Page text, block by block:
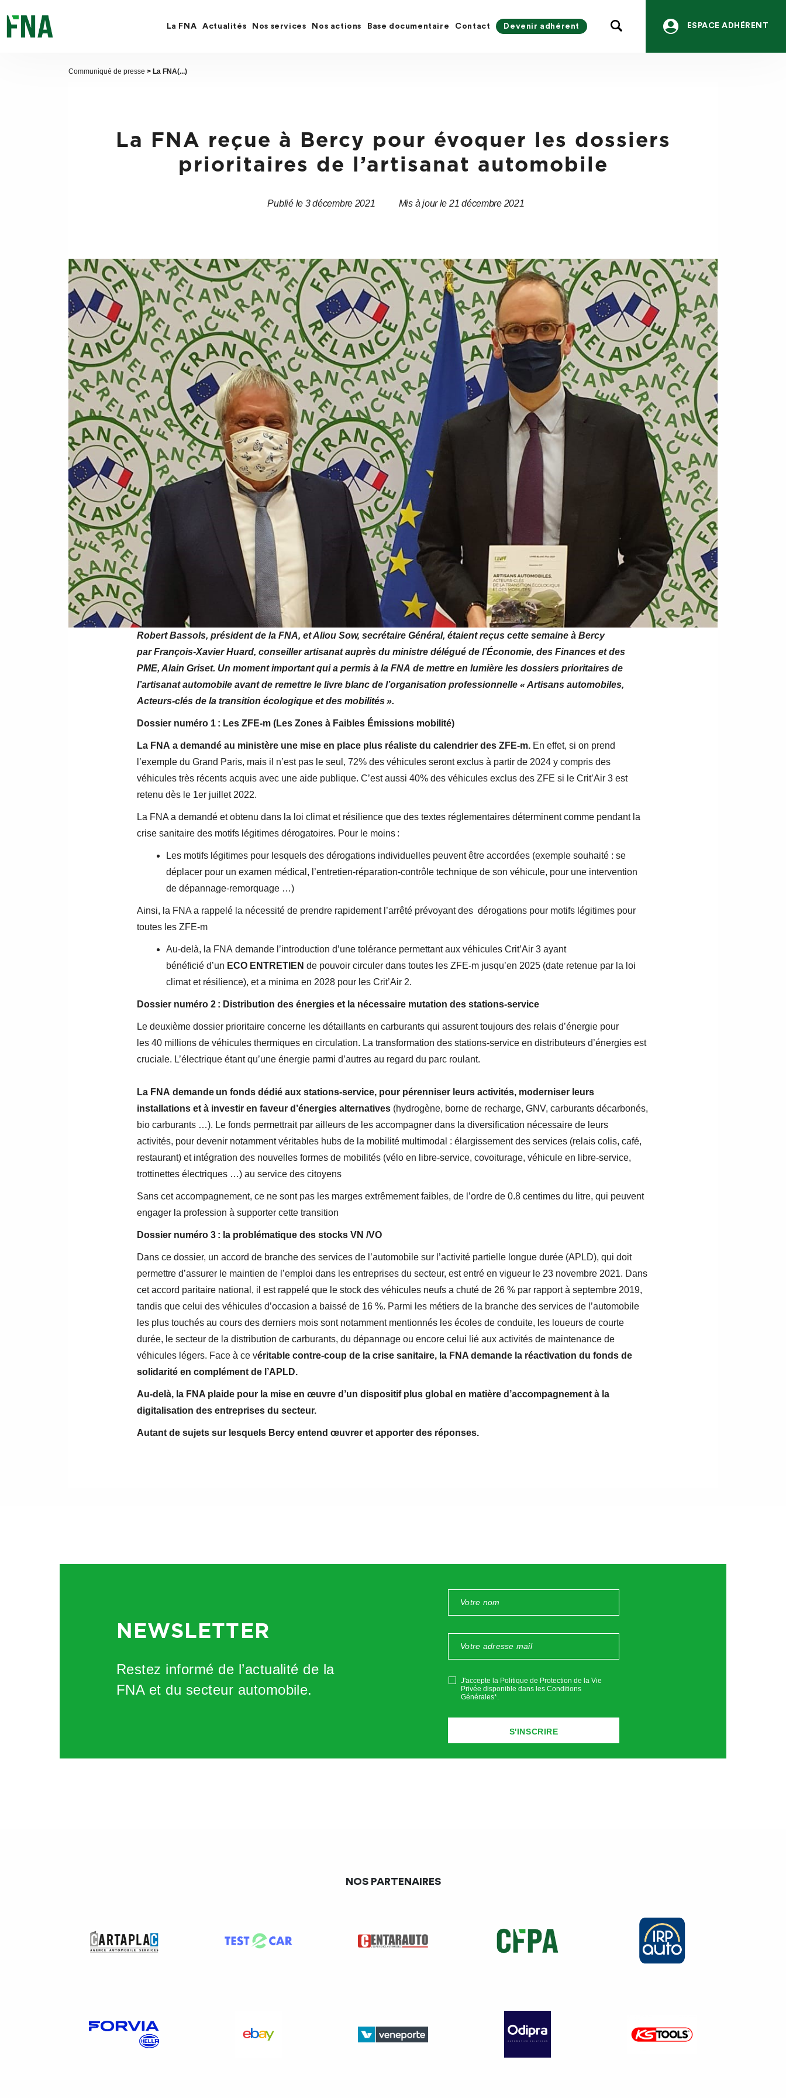
recherche
La FNA Actualités Nos services Nos actions Base documentaire Contact Devenir adhérent ESPACE ADHÉRENT
Communiqué de presse > La FNA(...)
La FNA reçue à Bercy pour évoquer les dossiers
prioritaires de l’artisanat automobile
Date
Publié le 3 décembre 2021
Date
Mis à jour le 21 décembre 2021
Robert Bassols, président de la FNA, et Aliou Sow, secrétaire Général, étaient reçus cette semaine à Bercy
par François-Xavier Huard, conseiller artisanat auprès du ministre délégué de l’Économie, des Finances et des
PME, Alain Griset. Un moment important qui a permis à la FNA de mettre en lumière les dossiers prioritaires de
l’artisanat automobile avant de remettre le livre blanc de l’organisation professionnelle « Artisans automobiles,
Acteurs-clés de la transition écologique et des mobilités ».
Dossier numéro 1 : Les ZFE-m (Les Zones à Faibles Émissions mobilité)
La FNA a demandé au ministère une mise en place plus réaliste du calendrier des ZFE-m. En effet, si on prend
l’exemple du Grand Paris, mais il n’est pas le seul, 72% des véhicules seront exclus à partir de 2024 y compris des
véhicules très récents acquis avec une aide publique. C’est aussi 40% des véhicules exclus des ZFE si le Crit’Air 3 est
retenu dès le 1er juillet 2022.
La FNA a demandé et obtenu dans la loi climat et résilience que des textes réglementaires déterminent comme pendant la
crise sanitaire des motifs légitimes dérogatoires. Pour le moins :
Les motifs légitimes pour lesquels des dérogations individuelles peuvent être accordées (exemple souhaité : se
déplacer pour un examen médical, l’entretien-réparation-contrôle technique de son véhicule, pour une intervention
de dépannage-remorquage …)
Ainsi, la FNA a rappelé la nécessité de prendre rapidement l’arrêté prévoyant des dérogations pour motifs légitimes pour
toutes les ZFE-m
Au-delà, la FNA demande l’introduction d’une tolérance permettant aux véhicules Crit’Air 3 ayant
bénéficié d’un ECO ENTRETIEN de pouvoir circuler dans toutes les ZFE-m jusqu’en 2025 (date retenue par la loi
climat et résilience), et a minima en 2028 pour les Crit’Air 2.
Dossier numéro 2 : Distribution des énergies et la nécessaire mutation des stations-service
Le deuxième dossier prioritaire concerne les détaillants en carburants qui assurent toujours des relais d’énergie pour
les 40 millions de véhicules thermiques en circulation. La transformation des stations-service en distributeurs d’énergies est
cruciale. L’électrique étant qu’une énergie parmi d’autres au regard du parc roulant.
La FNA demande un fonds dédié aux stations-service, pour pérenniser leurs activités, moderniser leurs
installations et à investir en faveur d’énergies alternatives (hydrogène, borne de recharge, GNV, carburants décarbonés,
bio carburants …). Le fonds permettrait par ailleurs de les accompagner dans la diversification nécessaire de leurs
activités, pour devenir notamment véritables hubs de la mobilité multimodal : élargissement des services (relais colis, café,
restaurant) et intégration des nouvelles formes de mobilités (vélo en libre-service, covoiturage, véhicule en libre-service,
trottinettes électriques …) au service des citoyens
Sans cet accompagnement, ce ne sont pas les marges extrêmement faibles, de l’ordre de 0.8 centimes du litre, qui peuvent
engager la profession à supporter cette transition
Dossier numéro 3 : la problématique des stocks VN /VO
Dans ce dossier, un accord de branche des services de l’automobile sur l’activité partielle longue durée (APLD), qui doit
permettre d’assurer le maintien de l’emploi dans les entreprises du secteur, est entré en vigueur le 23 novembre 2021. Dans
cet accord paritaire national, il est rappelé que le stock des véhicules neufs a chuté de 26 % par rapport à septembre 2019,
tandis que celui des véhicules d’occasion a baissé de 16 %. Parmi les métiers de la branche des services de l’automobile
les plus touchés au cours des derniers mois sont notamment mentionnés les écoles de conduite, les loueurs de courte
durée, le secteur de la distribution de carburants, du dépannage ou encore celui lié aux activités de maintenance de
véhicules légers. Face à ce véritable contre-coup de la crise sanitaire, la FNA demande la réactivation du fonds de
solidarité en complément de l’APLD.
Au-delà, la FNA plaide pour la mise en œuvre d’un dispositif plus global en matière d’accompagnement à la
digitalisation des entreprises du secteur.
Autant de sujets sur lesquels Bercy entend œuvrer et apporter des réponses.
NEWSLETTER
Restez informé de l’actualité de la
FNA et du secteur automobile.
J'accepte la Politique de Protection de la Vie
Privée disponible dans les Conditions
Générales*.
NOS PARTENAIRES